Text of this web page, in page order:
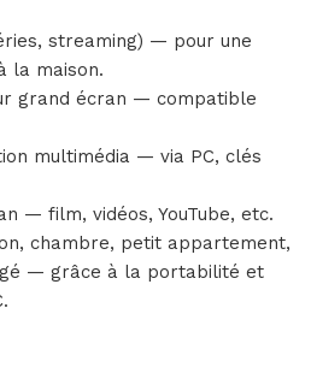
streaming) — pour une
la maison.
grand écran — compatible
multimédia — via PC, clés
— film, vidéos, YouTube, etc.
chambre, petit appartement,
— grâce à la portabilité et